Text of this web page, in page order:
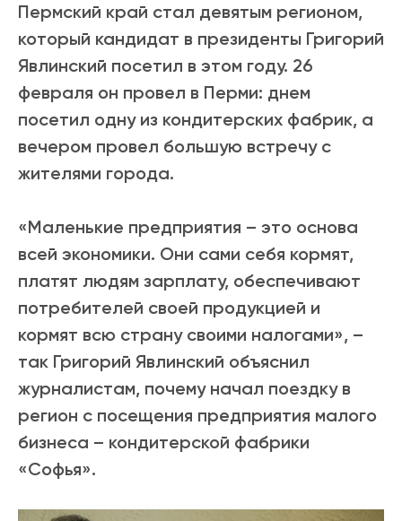
Пермский край стал девятым регионом,
который кандидат в президенты Григорий
Явлинский посетил в этом году. 26
февраля он провел в Перми: днем
посетил одну из кондитерских фабрик, а
вечером провел большую встречу с
жителями города.
«Маленькие предприятия – это основа
всей экономики. Они сами себя кормят,
платят людям зарплату, обеспечивают
потребителей своей продукцией и
кормят всю страну своими налогами», –
так Григорий Явлинский объяснил
журналистам, почему начал поездку в
регион с посещения предприятия малого
бизнеса – кондитерской фабрики
«Софья».